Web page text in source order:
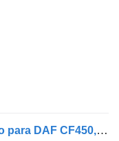
Hella 1LX010116-791 faro delantero para DAF CF450, CF460 (2017-) cabeza tractora